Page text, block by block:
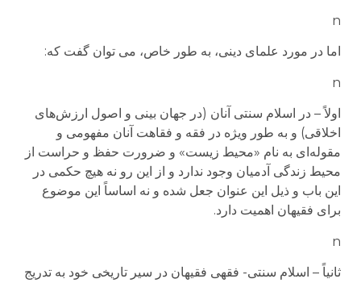
n
اما در مورد علمای دینی، به طور خاص، می توان گفت که:
n
اولاً – در اسلام سنتی آنان (در جهان بینی و اصول ارزش‌های
اخلاقی) و به طور ویژه در فقه و فقاهت آنان مفهومی و
مقوله‌ای به نام «محیط زیست» و ضرورت حفظ و حراست از
محیط زندگی آدمیان وجود ندارد و از این رو نه هیچ حکمی در
این باب و ذیل این عنوان جعل شده و نه اساساً این موضوع
برای فقیهان اهمیت دارد.
n
ثانیاً – اسلام سنتی-‌ فقهی فقیهان در سیر تاریخی خود به تدریج